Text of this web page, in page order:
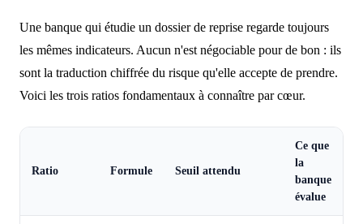
Une banque qui étudie un dossier de reprise regarde toujours
les mêmes indicateurs. Aucun n'est négociable pour de bon : ils
sont la traduction chiffrée du risque qu'elle accepte de prendre.
Voici les trois ratios fondamentaux à connaître par cœur.
Ratio Formule Seuil attendu
Ce que
la
banque
évalue